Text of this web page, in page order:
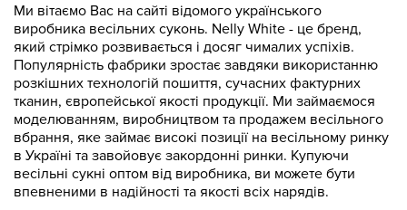
Ми вітаємо Вас на сайті відомого українського
виробника весільних суконь. Nelly White - це бренд,
який стрімко розвивається і досяг чималих успіхів.
Популярність фабрики зростає завдяки використанню
розкішних технологій пошиття, сучасних фактурних
тканин, європейської якості продукції. Ми займаємося
моделюванням, виробництвом та продажем весільного
вбрання, яке займає високі позиції на весільному ринку
в Україні та завойовує закордонні ринки. Купуючи
весільні сукні оптом від виробника, ви можете бути
впевненими в надійності та якості всіх нарядів.